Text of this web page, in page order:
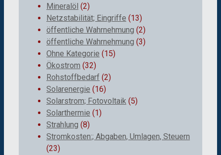
Mineralöl (2)
Netzstabilität; Eingriffe (13)
öffentliche Wahrnehmung (2)
öffentliche Wahrnehmung (3)
Ohne Kategorie (15)
Ökostrom (32)
Rohstoffbedarf (2)
Solarenergie (16)
Solarstrom; Fotovoltaik (5)
Solarthermie (1)
Strahlung (8)
Stromkosten:; Abgaben, Umlagen, Steuern
(23)